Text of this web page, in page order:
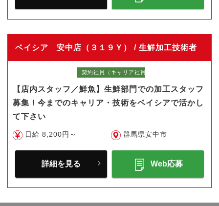
ベイシア 安中店（３１９Ｙ） / 生鮮加工技術者
契約社員（キャリア社員）
【店内スタッフ／鮮魚】生鮮部門での加工スタッフ
募集！今までのキャリア・技術をベイシアで活かし
て下さい
日給 8,200円～ 群馬県安中市
詳細を見る Web応募